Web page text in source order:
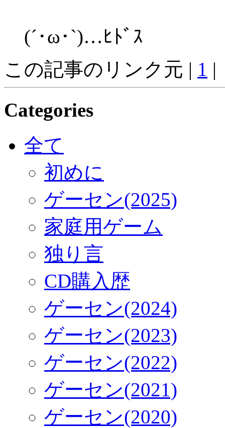
(´･ω･`)…ﾋﾄﾞｽ
この記事のリンク元 | 1 |
Categories
全て
初めに
ゲーセン(2025)
家庭用ゲーム
独り言
CD購入歴
ゲーセン(2024)
ゲーセン(2023)
ゲーセン(2022)
ゲーセン(2021)
ゲーセン(2020)